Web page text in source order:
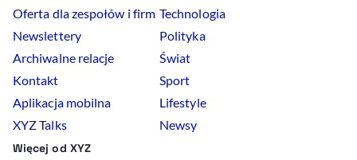
Oferta dla zespołów i firm
Newslettery
Archiwalne relacje
Kontakt
Aplikacja mobilna
XYZ Talks
Technologia
Polityka
Świat
Sport
Lifestyle
Newsy
Więcej od XYZ